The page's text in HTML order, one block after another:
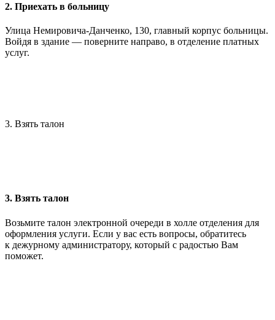
2. Приехать в больницу
Улица Немировича-Данченко, 130, главный корпус больницы.
Войдя в здание — поверните направо, в отделение платных
услуг.
3. Взять талон
3. Взять талон
Возьмите талон электронной очереди в холле отделения для
оформления услуги. Если у вас есть вопросы, обратитесь
к дежурному администратору, который с радостью Вам
поможет.